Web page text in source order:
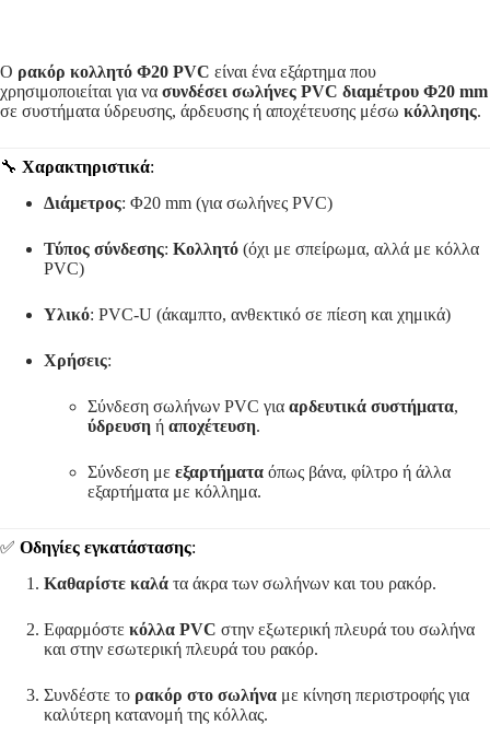
Ο ρακόρ κολλητό Φ20 PVC είναι ένα εξάρτημα που
χρησιμοποιείται για να συνδέσει σωλήνες PVC διαμέτρου Φ20 mm
σε συστήματα ύδρευσης, άρδευσης ή αποχέτευσης μέσω κόλλησης.
🔧 Χαρακτηριστικά:
Διάμετρος: Φ20 mm (για σωλήνες PVC)
Τύπος σύνδεσης: Κολλητό (όχι με σπείρωμα, αλλά με κόλλα
PVC)
Υλικό: PVC-U (άκαμπτο, ανθεκτικό σε πίεση και χημικά)
Χρήσεις:
Σύνδεση σωλήνων PVC για αρδευτικά συστήματα,
ύδρευση ή αποχέτευση.
Σύνδεση με εξαρτήματα όπως βάνα, φίλτρο ή άλλα
εξαρτήματα με κόλλημα.
✅ Οδηγίες εγκατάστασης:
Καθαρίστε καλά τα άκρα των σωλήνων και του ρακόρ.
Εφαρμόστε κόλλα PVC στην εξωτερική πλευρά του σωλήνα
και στην εσωτερική πλευρά του ρακόρ.
Συνδέστε το ρακόρ στο σωλήνα με κίνηση περιστροφής για
καλύτερη κατανομή της κόλλας.